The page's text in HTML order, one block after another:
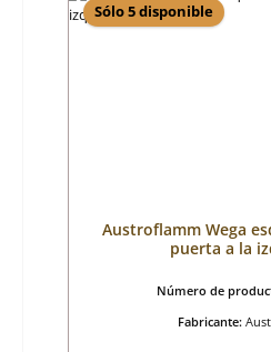
Sólo 5 disponible
Austroflamm Wega
puerta a la
Número de
Fabricante: